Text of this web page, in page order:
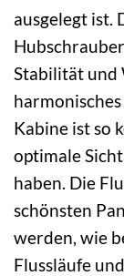
ausgelegt ist.
Stabilität und
Kabine ist so
optimale
haben. Die
schönsten
werden, wie
Flussläufe